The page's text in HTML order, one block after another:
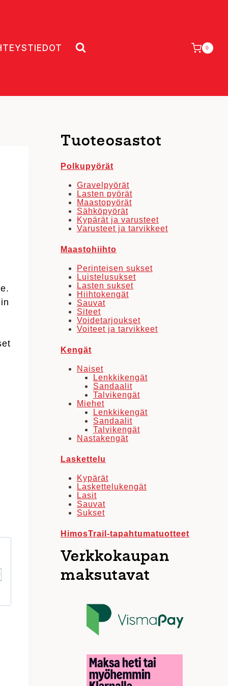
0
Tuoteosastot
Polkupyörät
Gravelpyörät
Lasten pyörät
Maastopyörät
Sähköpyörät
Kypärät ja varusteet
Varusteet ja tarvikkeet
Maastohiihto
Perinteisen sukset
Luistelusukset
Lasten sukset
Hiihtokengät
Sauvat
Siteet
Voidetarjoukset
Voiteet ja tarvikkeet
Kengät
Naiset
Lenkkikengät
Sandaalit
Talvikengät
Miehet
Lenkkikengät
Sandaalit
Talvikengät
Nastakengät
Laskettelu
Kypärät
Laskettelukengät
Lasit
Sauvat
Sukset
HimosTrail-tapahtumatuotteet
Verkkokaupan
maksutavat